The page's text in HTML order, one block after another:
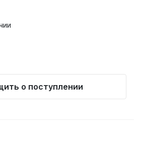
о поступлении